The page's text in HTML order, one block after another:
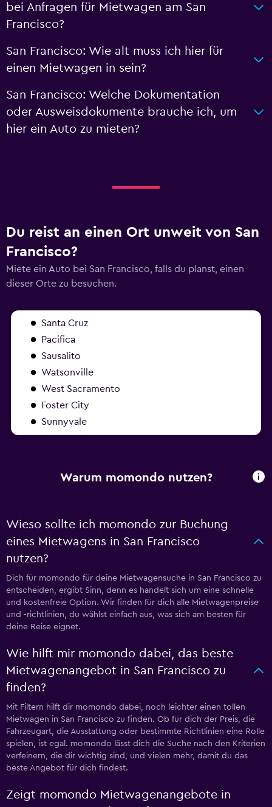
bei Anfragen für Mietwagen am San
Francisco?
San Francisco: Wie alt muss ich hier für
einen Mietwagen in sein?
San Francisco: Welche Dokumentation
oder Ausweisdokumente brauche ich, um
hier ein Auto zu mieten?
Du reist an einen Ort unweit von San
Francisco?
Miete ein Auto bei San Francisco, falls du planst, einen
dieser Orte zu besuchen.
Santa Cruz
Pacifica
Sausalito
Watsonville
West Sacramento
Foster City
Sunnyvale
Warum momondo nutzen?
Wieso sollte ich momondo zur Buchung
eines Mietwagens in San Francisco
nutzen?
Dich für momondo für deine Mietwagensuche in San Francisco zu
entscheiden, ergibt Sinn, denn es handelt sich um eine schnelle
und kostenfreie Option. Wir finden für dich alle Mietwagenpreise
und -richtlinien, du wählst einfach aus, was sich am besten für
deine Reise eignet.
Wie hilft mir momondo dabei, das beste
Mietwagenangebot in San Francisco zu
finden?
Mit Filtern hilft dir momondo dabei, noch leichter einen tollen
Mietwagen in San Francisco zu finden. Ob für dich der Preis, die
Fahrzeugart, die Ausstattung oder bestimmte Richtlinien eine Rolle
spielen, ist egal. momondo lässt dich die Suche nach den Kriterien
verfeinern, die dir wichtig sind, und vielen mehr, damit du das
beste Angebot für dich findest.
Zeigt momondo Mietwagenangebote in